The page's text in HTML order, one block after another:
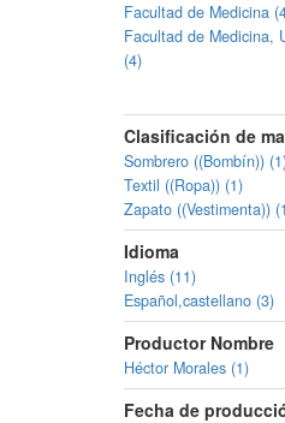
Facultad de Medicina
Facultad de Medicina,
(4)
Clasificación de
Sombrero ((Bombín))
Textil ((Ropa)) (1)
Zapato ((Vestimenta))
Idioma
Inglés (11)
Español,castellano (3)
Productor Nombre
Héctor Morales (1)
Fecha de